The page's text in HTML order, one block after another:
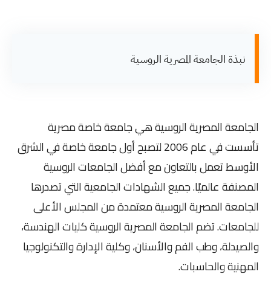
نبذة الجامعة المصرية الروسية
الجامعة المصرية الروسية هي جامعة خاصة مصرية
تأسست في عام 2006 لتصبح أول جامعة خاصة في الشرق
الأوسط تعمل بالتعاون مع أفضل الجامعات الروسية
المصنفة عالميًا. جميع الشهادات الجامعية التي تصدرها
الجامعة المصرية الروسية معتمدة من المجلس الأعلى
للجامعات. تضم الجامعة المصرية الروسية كليات الهندسة،
والصيدلة، وطب الفم والأسنان، وكلية الإدارة والتكنولوجيا
المهنية والحاسبات.